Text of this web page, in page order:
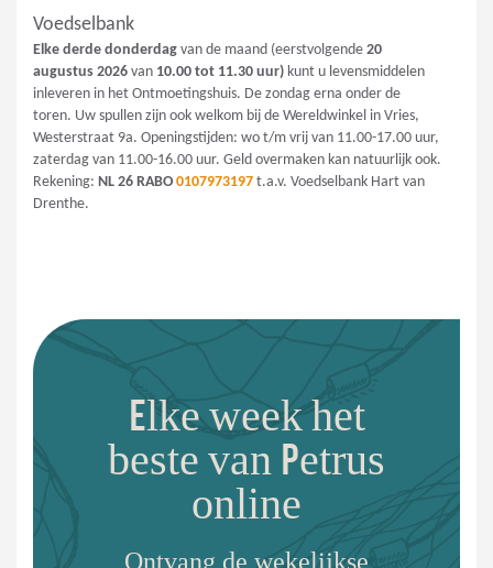
Voedselbank
Elke derde donderdag van de maand (eerstvolgende 20
augustus 2026 van 10.00 tot 11.30 uur) kunt u levensmiddelen
inleveren in het Ontmoetingshuis. De zondag erna onder de
toren. Uw spullen zijn ook welkom bij de Wereldwinkel in Vries,
Westerstraat 9a. Openingstijden: wo t/m vrij van 11.00-17.00 uur,
zaterdag van 11.00-16.00 uur. Geld overmaken kan natuurlijk ook.
Rekening: NL 26 RABO 0107973197 t.a.v. Voedselbank Hart van
Drenthe.
Elke week het
beste van Petrus
online
Ontvang de wekelijkse